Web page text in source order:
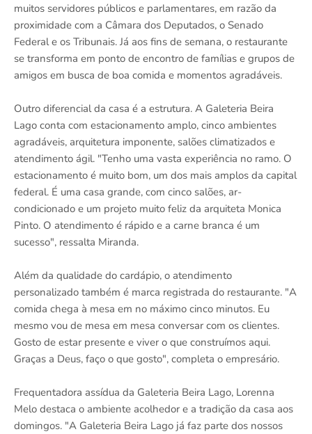
muitos servidores públicos e parlamentares, em razão da
proximidade com a Câmara dos Deputados, o Senado
Federal e os Tribunais. Já aos fins de semana, o restaurante
se transforma em ponto de encontro de famílias e grupos de
amigos em busca de boa comida e momentos agradáveis.
Outro diferencial da casa é a estrutura. A Galeteria Beira
Lago conta com estacionamento amplo, cinco ambientes
agradáveis, arquitetura imponente, salões climatizados e
atendimento ágil. "Tenho uma vasta experiência no ramo. O
estacionamento é muito bom, um dos mais amplos da capital
federal. É uma casa grande, com cinco salões, ar-
condicionado e um projeto muito feliz da arquiteta Monica
Pinto. O atendimento é rápido e a carne branca é um
sucesso", ressalta Miranda.
Além da qualidade do cardápio, o atendimento
personalizado também é marca registrada do restaurante. "A
comida chega à mesa em no máximo cinco minutos. Eu
mesmo vou de mesa em mesa conversar com os clientes.
Gosto de estar presente e viver o que construímos aqui.
Graças a Deus, faço o que gosto", completa o empresário.
Frequentadora assídua da Galeteria Beira Lago, Lorenna
Melo destaca o ambiente acolhedor e a tradição da casa aos
domingos. "A Galeteria Beira Lago já faz parte dos nossos